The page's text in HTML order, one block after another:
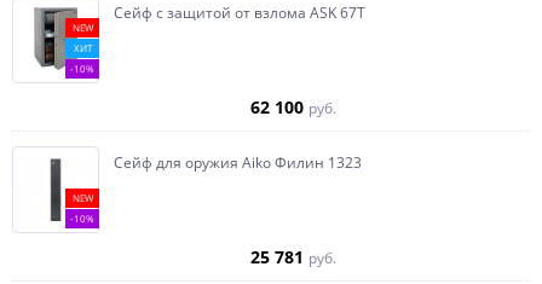
NEW
ХИТ
-10%
Сейф с защитой от взлома ASK 67T
62 100 руб.
NEW
-10%
Сейф для оружия Aiko Филин 1323
25 781 руб.